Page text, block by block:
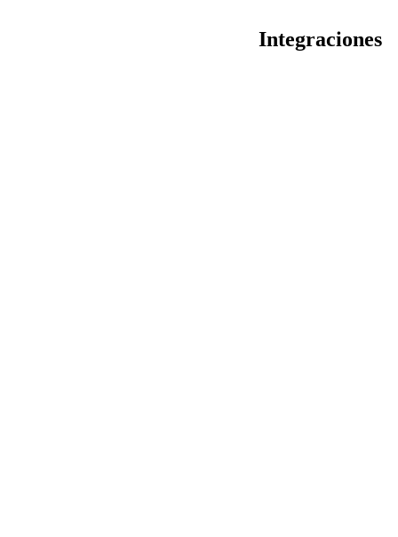
Integraciones